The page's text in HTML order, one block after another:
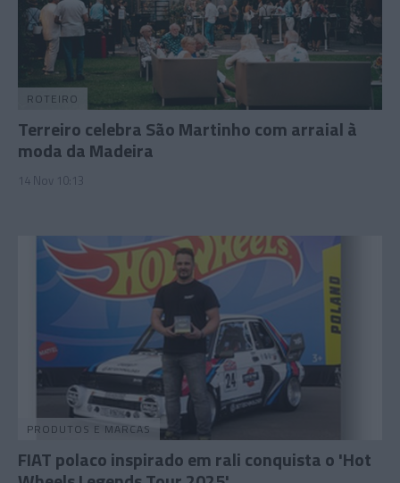
ROTEIRO
Terreiro celebra São Martinho com arraial à
moda da Madeira
14 Nov 10:13
PRODUTOS E MARCAS
FIAT polaco inspirado em rali conquista o 'Hot